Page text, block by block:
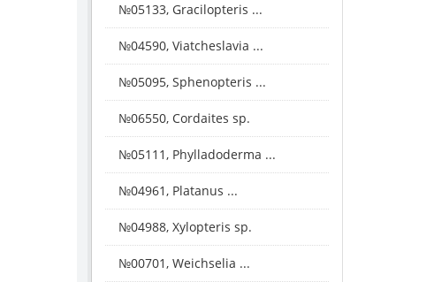
№05133, Gracilopteris ...
№04590, Viatcheslavia ...
№05095, Sphenopteris ...
№06550, Cordaites sp.
№05111, Phylladoderma ...
№04961, Platanus ...
№04988, Xylopteris sp.
№00701, Weichselia ...